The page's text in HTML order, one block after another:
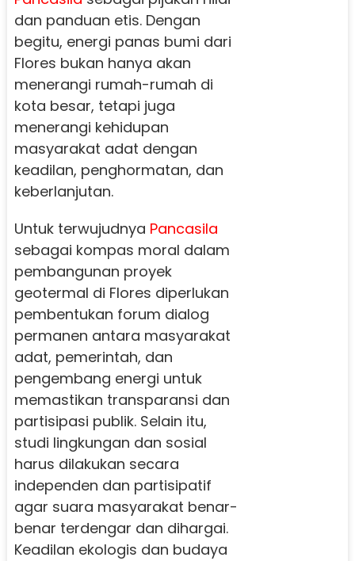
dan panduan etis. Dengan
begitu, energi panas bumi dari
Flores bukan hanya akan
menerangi rumah-rumah di
kota besar, tetapi juga
menerangi kehidupan
masyarakat adat dengan
keadilan, penghormatan, dan
keberlanjutan.
Untuk terwujudnya Pancasila
sebagai kompas moral dalam
pembangunan proyek
geotermal di Flores diperlukan
pembentukan forum dialog
permanen antara masyarakat
adat, pemerintah, dan
pengembang energi untuk
memastikan transparansi dan
partisipasi publik. Selain itu,
studi lingkungan dan sosial
harus dilakukan secara
independen dan partisipatif
agar suara masyarakat benar-
benar terdengar dan dihargai.
Keadilan ekologis dan budaya